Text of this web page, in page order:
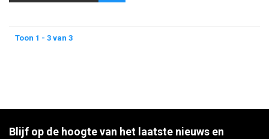
Toon 1 - 3 van 3
Blijf op de hoogte van het laatste nieuws en